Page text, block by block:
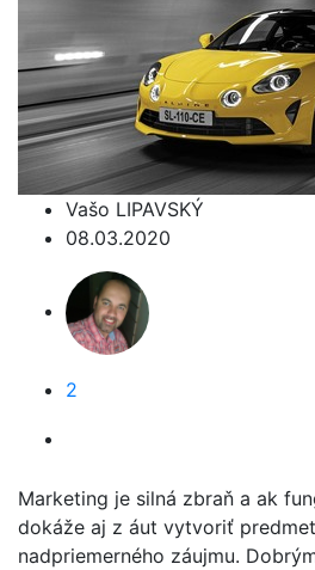
Vašo LIPAVSKÝ
08.03.2020
2
Marketing je silná zbraň a ak
dokáže aj z áut vytvoriť
nadpriemerného záujmu.